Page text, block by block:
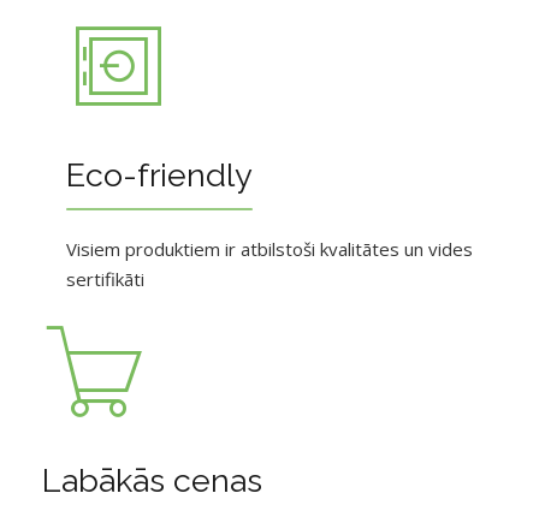
Eco-friendly
Visiem produktiem ir atbilstoši kvalitātes un vides
sertifikāti
Labākās cenas